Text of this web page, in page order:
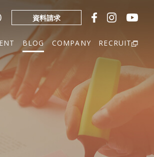
資料請求
BLOG COMPANY RECRUIT